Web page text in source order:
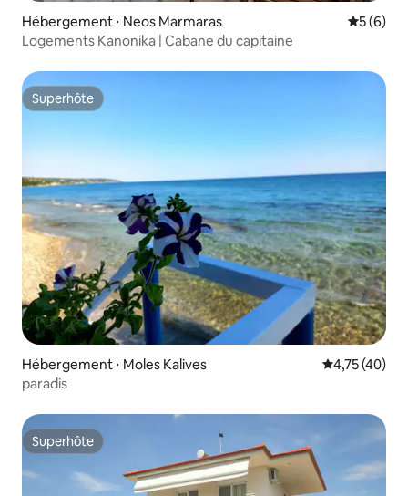
Hébergement ⋅ Neos Marmaras
5 (6)
Logements Kanonika | Cabane du capitaine
Superhôte
Superhôte
Hébergement ⋅ Moles Kalives Évaluation
4,75 (40)
paradis
Superhôte
Superhôte